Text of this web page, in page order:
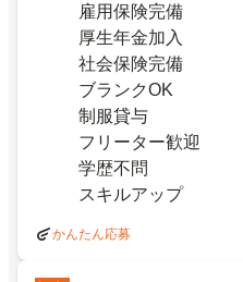
雇用保険完備
厚生年金加入
社会保険完備
ブランクOK
制服貸与
フリーター歓迎
学歴不問
スキルアップ
かんたん応募